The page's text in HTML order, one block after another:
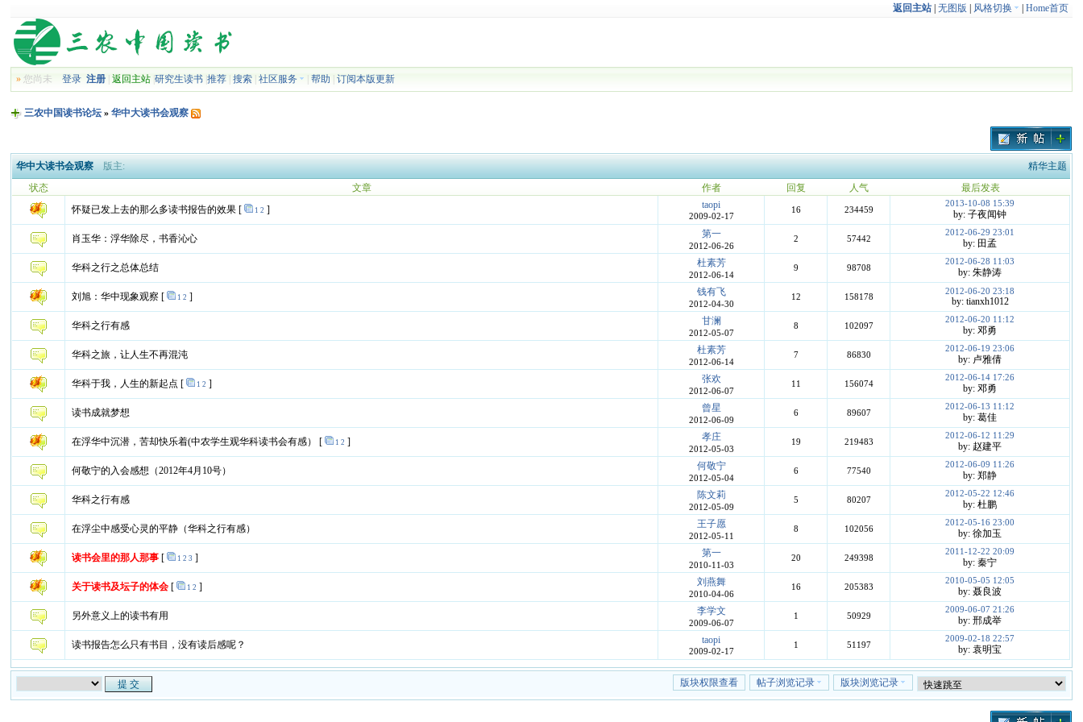
返回主站| 无图版 风格切换 Home首页
» 您尚未登录 注册 |返回主站 |研究生读书 |推荐 |搜索 |社区服务 |帮助 |订阅本版更新
三农中国读书论坛 »华中大读书会观察
精华主题
华中大读书会观察 版主:
状态
文章 作者 回复 人气
最后发表
怀疑已发上去的那么多读书报告的效果 [ 1 2 ] taopi
2009-02-17
16 234459
2013-10-08 15:39
by: 子夜闻钟
肖玉华：浮华除尽，书香沁心 第一
2012-06-26
2 57442
2012-06-29 23:01
by: 田孟
华科之行之总体总结 杜素芳
2012-06-14
9 98708
2012-06-28 11:03
by: 朱静涛
刘旭：华中现象观察 [ 1 2 ] 钱有飞
2012-04-30
12 158178
2012-06-20 23:18
by: tianxh1012
华科之行有感 甘澜
2012-05-07
8 102097
2012-06-20 11:12
by: 邓勇
华科之旅，让人生不再混沌 杜素芳
2012-06-14
7 86830
2012-06-19 23:06
by: 卢雅倩
华科于我，人生的新起点 [ 1 2 ] 张欢
2012-06-07
11 156074
2012-06-14 17:26
by: 邓勇
读书成就梦想 曾星
2012-06-09
6 89607
2012-06-13 11:12
by: 葛佳
在浮华中沉潜，苦却快乐着(中农学生观华科读书会有感） [ 1 2 ] 孝庄
2012-05-03
19 219483
2012-06-12 11:29
by: 赵建平
何敬宁的入会感想（2012年4月10号） 何敬宁
2012-05-04
6 77540
2012-06-09 11:26
by: 郑静
华科之行有感 陈文莉
2012-05-09
5 80207
2012-05-22 12:46
by: 杜鹏
在浮尘中感受心灵的平静（华科之行有感） 王子愿
2012-05-11
8 102056
2012-05-16 23:00
by: 徐加玉
读书会里的那人那事 [ 1 2 3 ] 第一
2010-11-03
20 249398
2011-12-22 20:09
by: 秦宁
关于读书及坛子的体会 [ 1 2 ] 刘燕舞
2010-04-06
16 205383
2010-05-05 12:05
by: 聂良波
另外意义上的读书有用 李学文
2009-06-07
1 50929
2009-06-07 21:26
by: 邢成举
读书报告怎么只有书目，没有读后感呢？ taopi
2009-02-17
1 51197
2009-02-18 22:57
by: 袁明宝
版块权限查看 帖子浏览记录 版块浏览记录